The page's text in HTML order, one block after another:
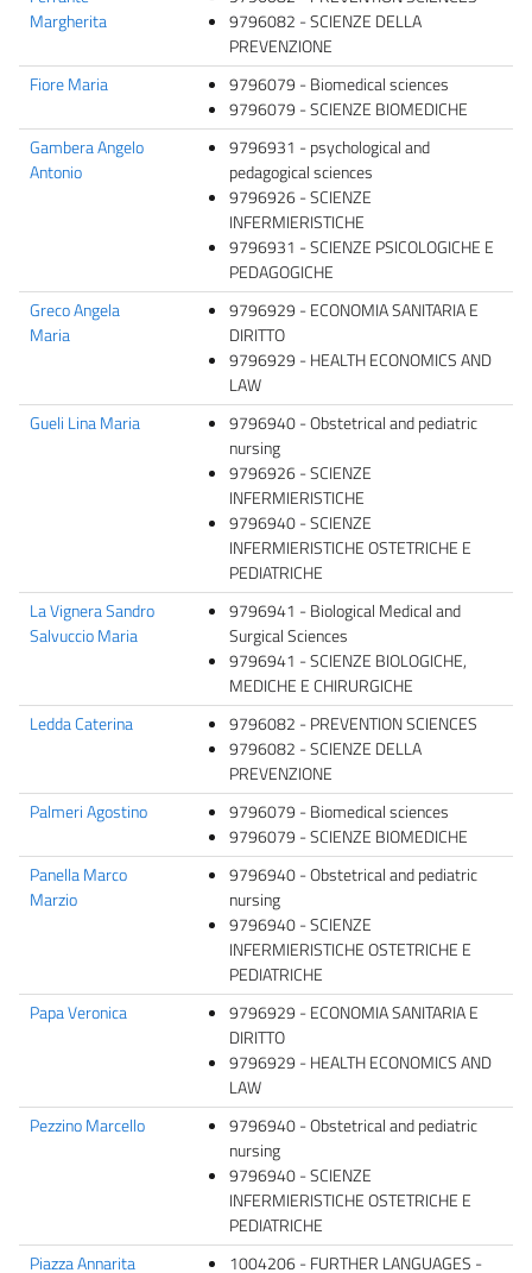
Margherita
9796082 - SCIENZE DELLA
PREVENZIONE
Fiore Maria
9796079 - Biomedical sciences
9796079 - SCIENZE BIOMEDICHE
Gambera Angelo
Antonio
9796931 - psychological and
pedagogical sciences
9796926 - SCIENZE
INFERMIERISTICHE
9796931 - SCIENZE PSICOLOGICHE E
PEDAGOGICHE
Greco Angela
Maria
9796929 - ECONOMIA SANITARIA E
DIRITTO
9796929 - HEALTH ECONOMICS AND
LAW
Gueli Lina Maria
9796940 - Obstetrical and pediatric
nursing
9796926 - SCIENZE
INFERMIERISTICHE
9796940 - SCIENZE
INFERMIERISTICHE OSTETRICHE E
PEDIATRICHE
La Vignera Sandro
Salvuccio Maria
9796941 - Biological Medical and
Surgical Sciences
9796941 - SCIENZE BIOLOGICHE,
MEDICHE E CHIRURGICHE
Ledda Caterina
9796082 - PREVENTION SCIENCES
9796082 - SCIENZE DELLA
PREVENZIONE
Palmeri Agostino
9796079 - Biomedical sciences
9796079 - SCIENZE BIOMEDICHE
Panella Marco
Marzio
9796940 - Obstetrical and pediatric
nursing
9796940 - SCIENZE
INFERMIERISTICHE OSTETRICHE E
PEDIATRICHE
Papa Veronica
9796929 - ECONOMIA SANITARIA E
DIRITTO
9796929 - HEALTH ECONOMICS AND
LAW
Pezzino Marcello
9796940 - Obstetrical and pediatric
nursing
9796940 - SCIENZE
INFERMIERISTICHE OSTETRICHE E
PEDIATRICHE
Piazza Annarita
1004206 - FURTHER LANGUAGES -